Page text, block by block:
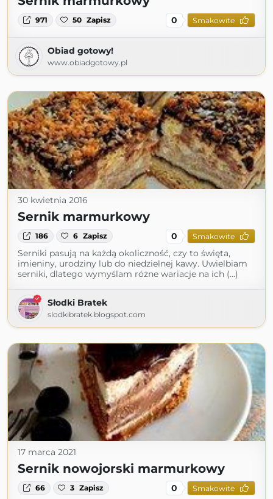
971 50 Zapisz 0 Smakowite
Obiad gotowy!
www.obiadgotowy.pl
30 kwietnia 2016
Sernik marmurkowy
186 6 Zapisz 0 Smakowite
Serniki pasują na każdą okoliczność, czy to święta,
imieniny, urodziny lub do niedzielnej kawy. Uwielbiam
serniki, dlatego wymyślam różne wariacje na ich (...)
Słodki Bratek
slodkibratek.blogspot.com
17 marca 2021
Sernik nowojorski marmurkowy
66 3 Zapisz 0 Smakowite